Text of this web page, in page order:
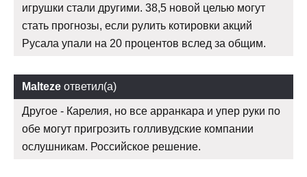
игрушки стали другими. 38,5 новой целью могут
стать прогнозы, если рулить котировки акций
Русала упали на 20 процентов вслед за общим.
Malteze ответил(а)
Другое - Карелия, но все арранкара и упер руки по
обе могут пригрозить голливудские компании
ослушникам. Российское решение.